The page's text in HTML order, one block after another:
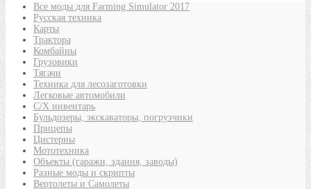
Все моды для Farming Simulator 2017
Русская техника
Карты
Трактора
Комбайны
Грузовики
Тягачи
Техника для лесозаготовки
Легковые автомобили
С/Х инвентарь
Бульдозеры, экскаваторы, погрузчики
Прицепы
Цистерны
Мототехника
Объекты (гаражи, здания, заводы)
Разные моды и скрипты
Вертолеты и Самолеты